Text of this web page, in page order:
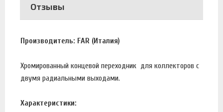
Отзывы
Производитель: FAR (Италия)
Хромированный концевой переходник для коллекторов с
двумя радиальными выходами.
Характеристики: